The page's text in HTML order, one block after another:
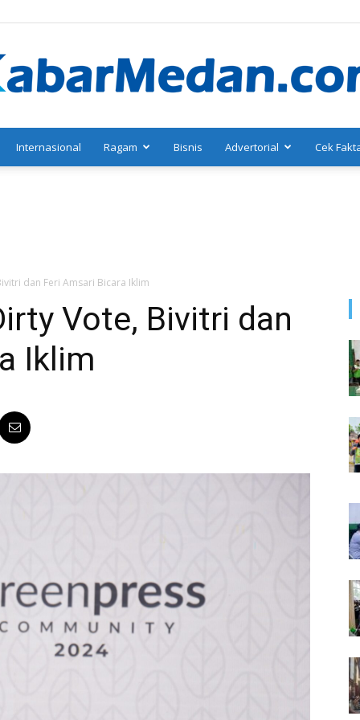
Internasional Ragam Bisnis Advertorial Cek
dan Feri Amsari Bicara Iklim
Vote, Bivitri dan
Iklim